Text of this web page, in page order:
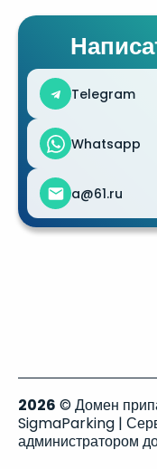
Telegram
Whatsapp
a@61.ru
2026 © Домен
SigmaParking |
администратором